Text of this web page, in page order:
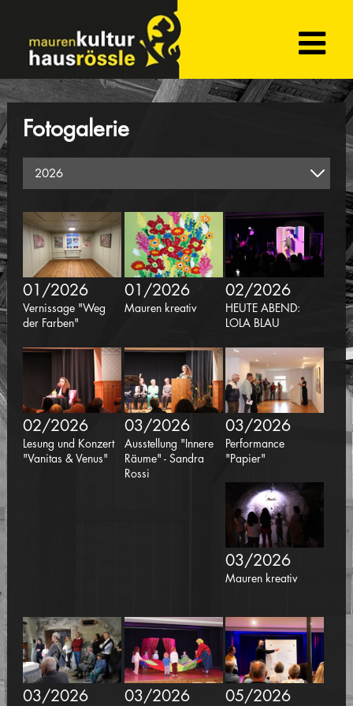
Fotogalerie
01/2026
Vernissage "Weg
der Farben"
01/2026
Mauren kreativ
02/2026
HEUTE ABEND:
LOLA BLAU
02/2026
Lesung und Konzert
"Vanitas & Venus"
03/2026
Ausstellung "Innere
Räume" - Sandra
Rossi
03/2026
Performance
"Papier"
03/2026
Mauren kreativ
03/2026 03/2026 05/2026